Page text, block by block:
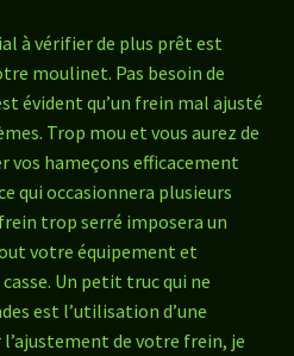
à vérifier de plus prêt est
moulinet. Pas besoin de
évident qu’un frein mal ajusté
Trop mou et vous aurez de
vos hameçons efficacement
qui occasionnera plusieurs
trop serré imposera un
votre équipement et
Un petit truc qui ne
est l’utilisation d’une
de votre frein, je